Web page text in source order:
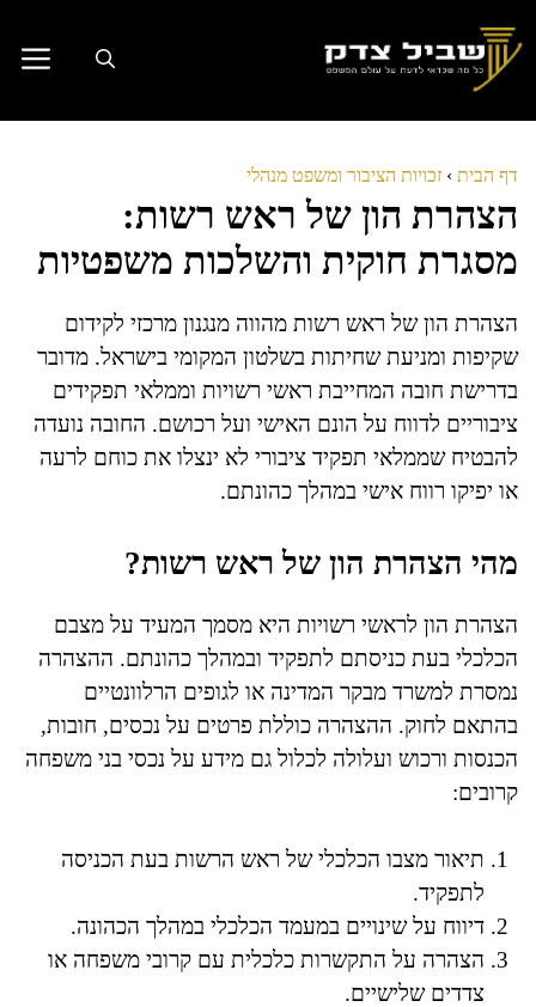
לתוכן
דף הבית › זכויות הציבור ומשפט מנהלי
הצהרת הון של ראש רשות:
מסגרת חוקית והשלכות משפטיות
הצהרת הון של ראש רשות מהווה מנגנון מרכזי לקידום
שקיפות ומניעת שחיתות בשלטון המקומי בישראל. מדובר
בדרישת חובה המחייבת ראשי רשויות וממלאי תפקידים
ציבוריים לדווח על הונם האישי ועל רכושם. החובה נועדה
להבטיח שממלאי תפקיד ציבורי לא ינצלו את כוחם לרעה
או יפיקו רווח אישי במהלך כהונתם.
מהי הצהרת הון של ראש רשות?
הצהרת הון לראשי רשויות היא מסמך המעיד על מצבם
הכלכלי בעת כניסתם לתפקיד ובמהלך כהונתם. ההצהרה
נמסרת למשרד מבקר המדינה או לגופים הרלוונטיים
בהתאם לחוק. ההצהרה כוללת פרטים על נכסים, חובות,
הכנסות ורכוש ועלולה לכלול גם מידע על נכסי בני משפחה
קרובים:
תיאור מצבו הכלכלי של ראש הרשות בעת הכניסה
לתפקיד.
דיווח על שינויים במעמד הכלכלי במהלך הכהונה.
הצהרה על התקשרות כלכלית עם קרובי משפחה או
צדדים שלישיים.